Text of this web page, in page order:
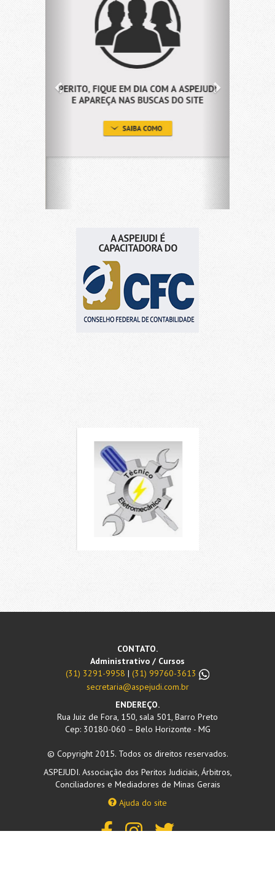
Administrativo / Cursos
ENDEREÇO.
Rua Juiz de Fora, 150, sala 501, Barro Preto
Cep: 30180-060 – Belo Horizonte - MG
© Copyright 2015. Todos os direitos reservados.
ASPEJUDI. Associação dos Peritos Judiciais, Árbitros,
Conciliadores e Mediadores de Minas Gerais
Ajuda do site